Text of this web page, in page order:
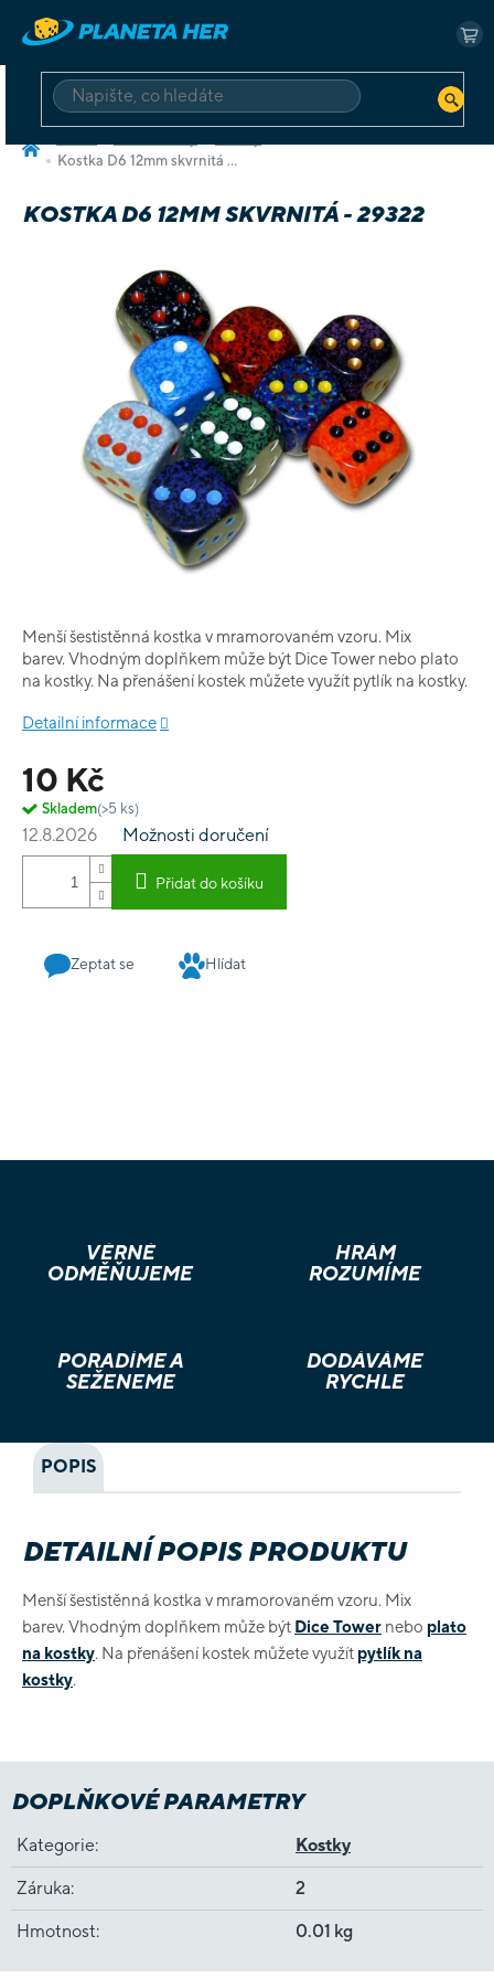
obsah
HLEDAT
Kostka D6 12mm skvrnitá - 29322
KOSTKA D6 12MM SKVRNITÁ - 29322
10 Kč
Skladem(>5 ks)
12.8.2026 Možnosti doručení
Přidat do košíku
Menší šestistěnná kostka v mramorovaném vzoru. Mix
barev. Vhodným doplňkem může být Dice Tower nebo plato
na kostky. Na přenášení kostek můžete využít pytlík na kostky.
Detailní informace
Zeptat se Hlídat
VĚRNÉ
ODMĚŇUJEME
HRÁM
ROZUMÍME
PORADÍME A
SEŽENEME
DODÁVÁME
RYCHLE
POPIS
DETAILNÍ POPIS PRODUKTU
Menší šestistěnná kostka v mramorovaném vzoru. Mix
barev. Vhodným doplňkem může být Dice Tower nebo plato
na kostky. Na přenášení kostek můžete využít pytlík na
kostky.
DOPLŇKOVÉ PARAMETRY
Kategorie: Kostky
Záruka: 2
Hmotnost: 0.01 kg